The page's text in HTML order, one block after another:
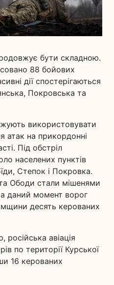
бути складною.
88 бойових
дії спостерігаються
Покровська та
використовувати
атак на прикордонні
Під обстріл
населених пунктів
Степок і Покровка.
Ободи стали мішенями
даний момент ворог
десять керованих
авіація
по території Курської
16 керованих